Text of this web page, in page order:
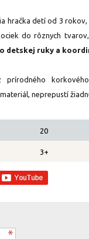
hračka detí od 3 rokov,
do rôznych tvarov,
detskej ruky a
prírodného
neprepustí
20
3+